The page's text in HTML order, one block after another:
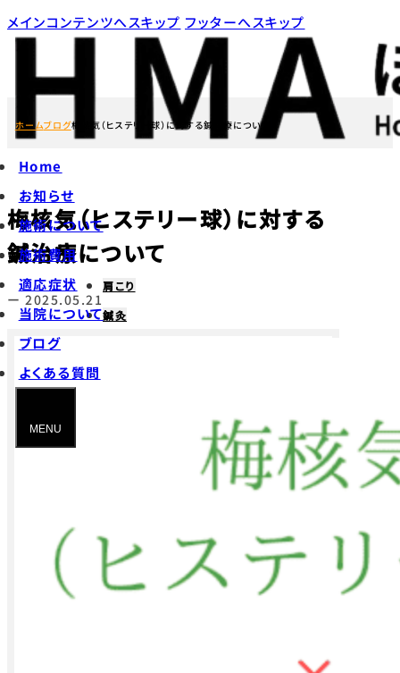
メインコンテンツへスキップ フッターへスキップ
Home
お知らせ
施術について
施術費用
適応症状
当院について
ブログ
よくある質問
ホームブログ梅核気（ヒステリー球）に対する鍼治療について
梅核気（ヒステリー球）に対する
鍼治療について
ー 2025.05.21
肩こり
鍼灸